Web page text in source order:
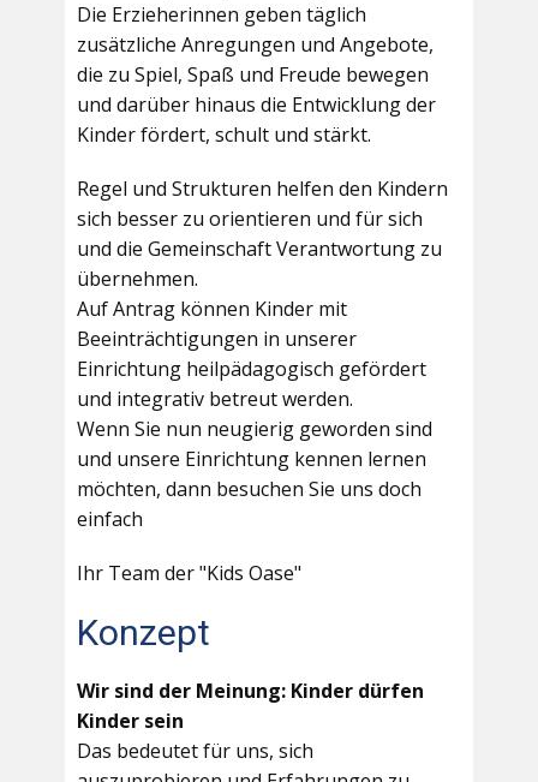
Die Erzieherinnen geben täglich
zusätzliche Anregungen und Angebote,
die zu Spiel, Spaß und Freude bewegen
und darüber hinaus die Entwicklung der
Kinder fördert, schult und stärkt.
Regel und Strukturen helfen den Kindern
sich besser zu orientieren und für sich
und die Gemeinschaft Verantwortung zu
übernehmen.
Auf Antrag können Kinder mit
Beeinträchtigungen in unserer
Einrichtung heilpädagogisch gefördert
und integrativ betreut werden.
Wenn Sie nun neugierig geworden sind
und unsere Einrichtung kennen lernen
möchten, dann besuchen Sie uns doch
einfach
Ihr Team der "Kids Oase"
Konzept
Wir sind der Meinung: Kinder dürfen
Kinder sein
Das bedeutet für uns, sich